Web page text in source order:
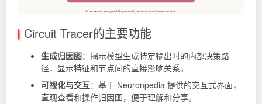
Circuit Tracer的主要功能
生成归因图：揭示模型生成特定输出时的内部决策路
径，显示特征和节点间的直接影响关系。
可视化与交互：基于 Neuronpedia 提供的交互式界面，
直观查看和操作归因图，便于理解和分享。